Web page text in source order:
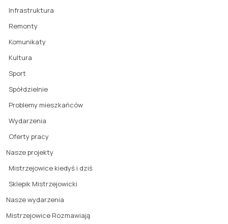
Infrastruktura
Remonty
Komunikaty
Kultura
Sport
Spółdzielnie
Problemy mieszkańców
Wydarzenia
Oferty pracy
Nasze projekty
Mistrzejowice kiedyś i dziś
Sklepik Mistrzejowicki
Nasze wydarzenia
Mistrzejowice Rozmawiają